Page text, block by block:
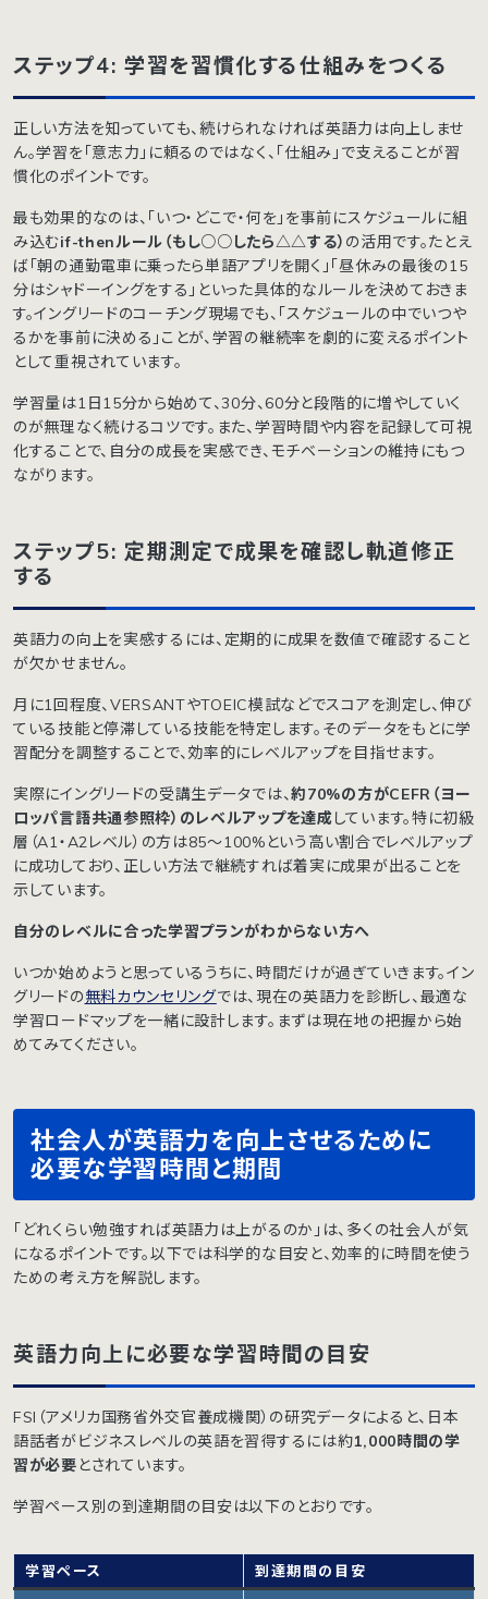
ステップ4: 学習を習慣化する仕組みをつくる
正しい方法を知っていても、続けられなければ英語力は向上しませ
ん。学習を「意志力」に頼るのではなく、「仕組み」で支えることが習
慣化のポイントです。
最も効果的なのは、「いつ・どこで・何を」を事前にスケジュールに組
み込むif-thenルール（もし○○したら△△する） の活用です。たとえ
ば「朝の通勤電車に乗ったら単語アプリを開く」「昼休みの最後の15
分はシャドーイングをする」といった具体的なルールを決めておきま
す。イングリードのコーチング現場でも、「スケジュールの中でいつや
るかを事前に決める」ことが、学習の継続率を劇的に変えるポイント
として重視されています。
学習量は1日15分から始めて、30分、60分と段階的に増やしていく
のが無理なく続けるコツです。また、学習時間や内容を記録して可視
化することで、自分の成長を実感でき、モチベーションの維持にもつ
ながります。
ステップ5: 定期測定で成果を確認し軌道修正
する
英語力の向上を実感するには、定期的に成果を数値で確認すること
が欠かせません。
月に1回程度、VERSANTやTOEIC模試などでスコアを測定し、伸び
ている技能と停滞している技能を特定します。そのデータをもとに学
習配分を調整することで、効率的にレベルアップを目指せます。
実際にイングリードの受講生データでは、約70%の方がCEFR（ヨー
ロッパ言語共通参照枠）のレベルアップを達成しています。特に初級
層（A1・A2レベル）の方は85〜100%という高い割合でレベルアップ
に成功しており、正しい方法で継続すれば着実に成果が出ることを
示しています。
自分のレベルに合った学習プランがわからない方へ
いつか始めようと思っているうちに、時間だけが過ぎていきます。イン
グリードの無料カウンセリングでは、現在の英語力を診断し、最適な
学習ロードマップを一緒に設計します。まずは現在地の把握から始
めてみてください。
社会人が英語力を向上させるために
必要な学習時間と期間
「どれくらい勉強すれば英語力は上がるのか」は、多くの社会人が気
になるポイントです。以下では科学的な目安と、効率的に時間を使う
ための考え方を解説します。
英語力向上に必要な学習時間の目安
FSI（アメリカ国務省外交官養成機関）の研究データによると、日本
語話者がビジネスレベルの英語を習得するには約1,000時間の学
習が必要 とされています。
学習ペース別の到達期間の目安は以下のとおりです。
学習ペース 到達期間の目安